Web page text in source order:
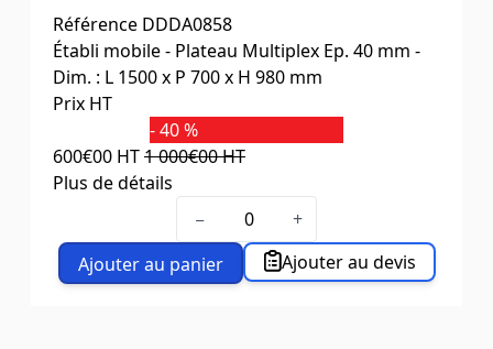
Référence DDDA0858
Établi mobile - Plateau Multiplex Ep. 40 mm -
Dim. : L 1500 x P 700 x H 980 mm
Prix HT
- 40 %
600€00 HT1 000€00HT
Plus de détails
1500 x 700 x 980
−
+
Ajouter au panier
Ajouter au devis